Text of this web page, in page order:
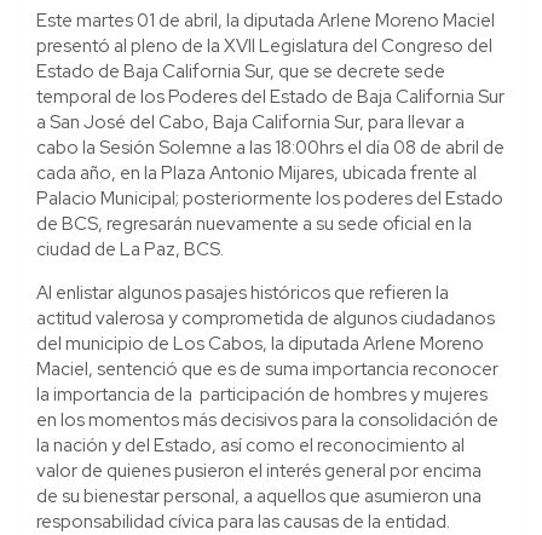
Este martes 01 de abril, la diputada Arlene Moreno Maciel
presentó al pleno de la XVII Legislatura del Congreso del
Estado de Baja California Sur, que se decrete sede
temporal de los Poderes del Estado de Baja California Sur
a San José del Cabo, Baja California Sur, para llevar a
cabo la Sesión Solemne a las 18:00hrs el día 08 de abril de
cada año, en la Plaza Antonio Mijares, ubicada frente al
Palacio Municipal; posteriormente los poderes del Estado
de BCS, regresarán nuevamente a su sede oficial en la
ciudad de La Paz, BCS.
Al enlistar algunos pasajes históricos que refieren la
actitud valerosa y comprometida de algunos ciudadanos
del municipio de Los Cabos, la diputada Arlene Moreno
Maciel, sentenció que es de suma importancia reconocer
la importancia de la participación de hombres y mujeres
en los momentos más decisivos para la consolidación de
la nación y del Estado, así como el reconocimiento al
valor de quienes pusieron el interés general por encima
de su bienestar personal, a aquellos que asumieron una
responsabilidad cívica para las causas de la entidad.